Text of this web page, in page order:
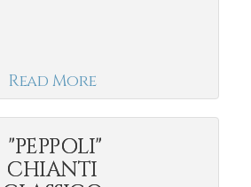
Read More
"PEPPOLI"
CHIANTI